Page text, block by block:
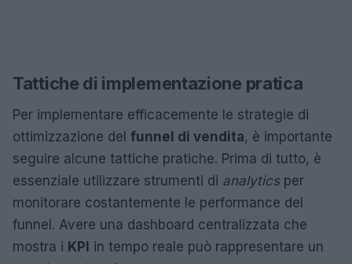
Tattiche di implementazione pratica
Per implementare efficacemente le strategie di
ottimizzazione del funnel di vendita, è importante
seguire alcune tattiche pratiche. Prima di tutto, è
essenziale utilizzare strumenti di analyticsper
monitorare costantemente le performance del
funnel. Avere una dashboard centralizzata che
mostra i KPI in tempo reale può rappresentare un